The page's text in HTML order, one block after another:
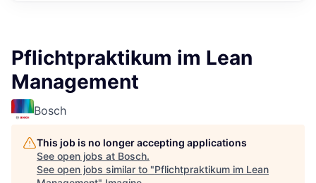
Pflichtpraktikum im Lean
Management
Bosch
This job is no longer accepting applications
See open jobs at Bosch.
See open jobs similar to "Pflichtpraktikum im Lean